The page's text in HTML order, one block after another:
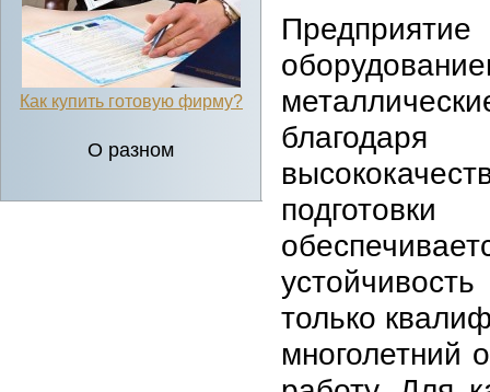
Как купить готовую фирму?
О разном
только
многолетний